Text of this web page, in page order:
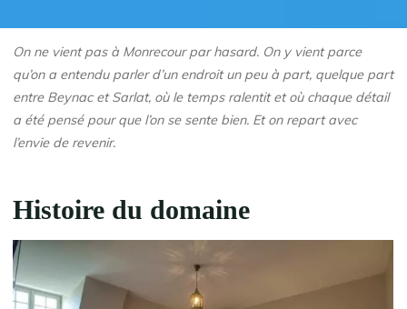
On ne vient pas à Monrecour par hasard. On y vient parce
qu’on a entendu parler d’un endroit un peu à part, quelque part
entre Beynac et Sarlat, où le temps ralentit et où chaque détail
a été pensé pour que l’on se sente bien. Et on repart avec
l’envie de revenir.
Histoire du domaine